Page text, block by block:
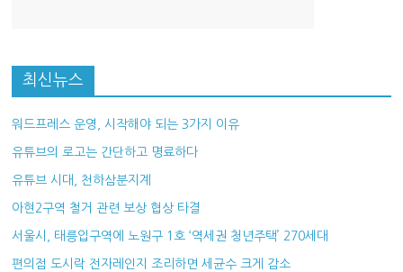
최신뉴스
워드프레스 운영, 시작해야 되는 3가지 이유
유튜브의 로고는 간단하고 명료하다
유튜브 시대, 천하삼분지계
아현2구역 철거 관련 보상 협상 타결
서울시, 태릉입구역에 노원구 1호 ‘역세권 청년주택’ 270세대
편의점 도시락 전자레인지 조리하면 세균수 크게 감소